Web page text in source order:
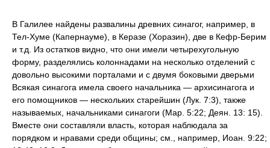
В Галилее найдены развалины древних синагог, например, в
Тел-Хуме (Капернауме), в Керазе (Хоразин), две в Кефр-Берим
и т.д. Из остатков видно, что они имели четырехугольную
форму, разделялись колоннадами на несколько отделений с
довольно высокими порталами и с двумя боковыми дверьми
Всякая синагога имела своего начальника — архисинагога и
его помощников — нескольких старейшин (Лук. 7:3), также
называемых, начальниками синагоги (Map. 5:22; Деян. 13: 15).
Вместе они составляли власть, которая наблюдала за
порядком и нравами среди общины; см., например, Иоан. 9:22;